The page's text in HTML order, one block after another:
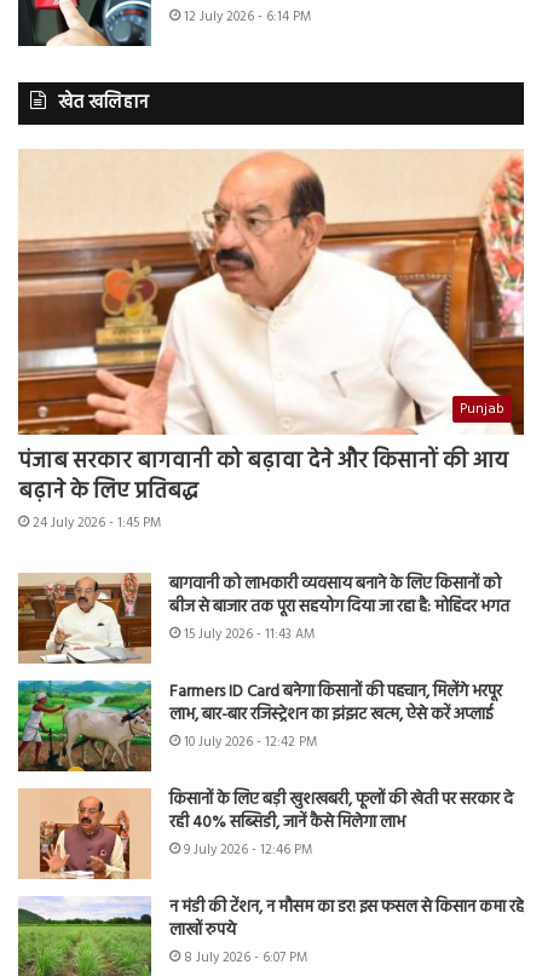
12 July 2026 - 6:14 PM
खेत खलिहान
Punjab
पंजाब सरकार बागवानी को बढ़ावा देने और किसानों की आय
बढ़ाने के लिए प्रतिबद्ध
24 July 2026 - 1:45 PM
बागवानी को लाभकारी व्यवसाय बनाने के लिए किसानों को
बीज से बाजार तक पूरा सहयोग दिया जा रहा है: मोहिंदर भगत
15 July 2026 - 11:43 AM
Farmers ID Card बनेगा किसानों की पहचान, मिलेंगे भरपूर
लाभ, बार-बार रजिस्ट्रेशन का झंझट खत्म, ऐसे करें अप्लाई
10 July 2026 - 12:42 PM
किसानों के लिए बड़ी खुशखबरी, फूलों की खेती पर सरकार दे
रही 40% सब्सिडी, जानें कैसे मिलेगा लाभ
9 July 2026 - 12:46 PM
न मंडी की टेंशन, न मौसम का डर! इस फसल से किसान कमा रहे
लाखों रुपये
8 July 2026 - 6:07 PM